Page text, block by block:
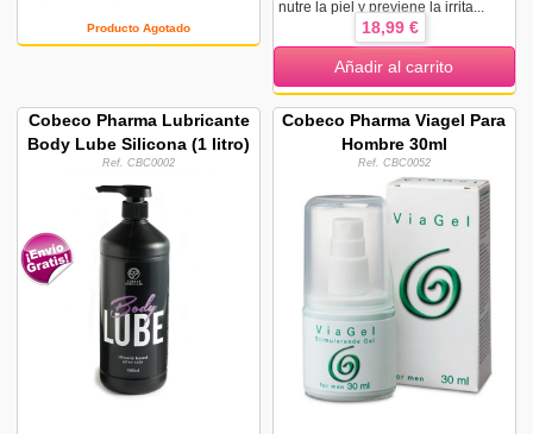
Producto Agotado
nutre la piel y previene la irrita...
18,99 €
Añadir al carrito
Cobeco Pharma Lubricante
Body Lube Silicona (1 litro)
Ref. CBC0002
Cobeco Pharma Viagel Para
Hombre 30ml
Ref. CBC0052